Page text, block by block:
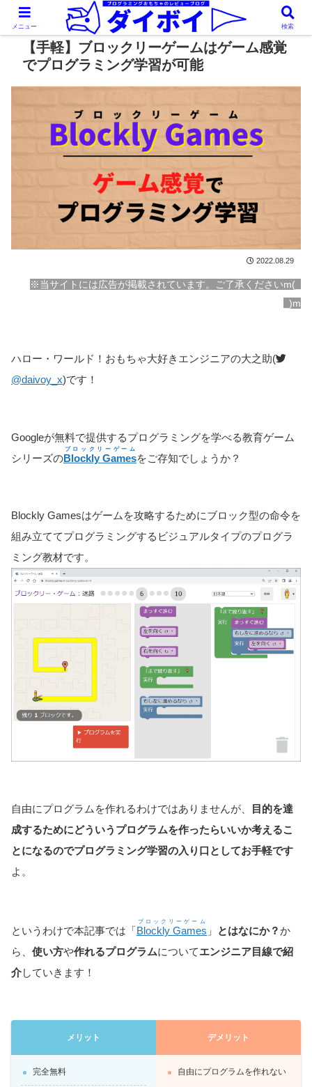
【手軽】ブロックリーゲームはゲーム感覚
でプログラミング学習が可能
2022.08.29
※当サイトには広告が掲載されています。ご了承くださいm(_
_)m
ハロー・ワールド！おもちゃ大好きエンジニアの大之助(
@daivoy_x)です！
Googleが無料で提供するプログラミングを学べる教育ゲーム
シリーズのBlockly Games
ブロックリーゲーム
をご存知でしょうか？
Blockly Gamesはゲームを攻略するためにブロック型の命令を
組み立ててプログラミングするビジュアルタイプのプログラ
ミング教材です。
自由にプログラムを作れるわけではありませんが、
目的を達
成するためにどういうプログラムを作ったらいいか考えるこ
とになるのでプログラミング学習の入り口としてお手軽です
よ。
というわけで本記事では「Blockly Games
ブロックリーゲーム
」 とはなにか？か
ら、 使い方や作れるプログラムについてエンジニア目線で紹
介していきます！
メリット
完全無料
デメリット
自由にプログラムを作れない
メニュー 検索